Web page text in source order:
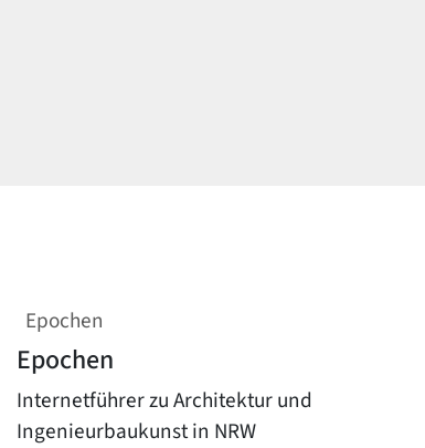
Epochen
Epochen
Internetführer zu Architektur und
Ingenieurbaukunst in NRW